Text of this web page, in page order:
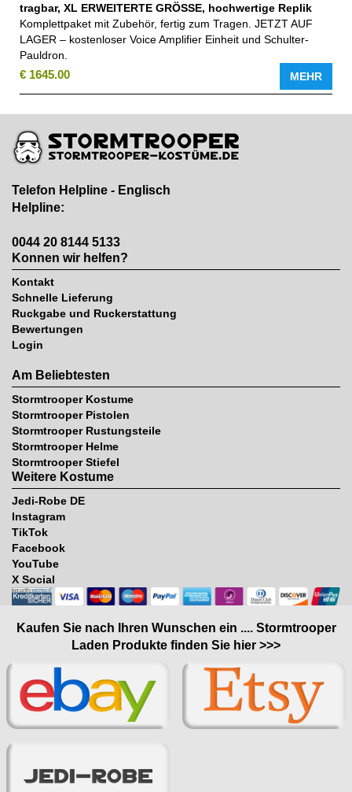
tragbar, XL ERWEITERTE GRÖSSE, hochwertige Replik
Komplettpaket mit Zubehör, fertig zum Tragen. JETZT AUF
LAGER – kostenloser Voice Amplifier Einheit und Schulter-
Pauldron.
€ 1645.00 MEHR
Telefon Helpline - Englisch
Helpline:
0044 20 8144 5133
Konnen wir helfen?
Kontakt
Schnelle Lieferung
Ruckgabe und Ruckerstattung
Bewertungen
Login
Am Beliebtesten
Stormtrooper Kostume
Stormtrooper Pistolen
Stormtrooper Rustungsteile
Stormtrooper Helme
Stormtrooper Stiefel
Weitere Kostume
Jedi-Robe DE
Instagram
TikTok
Facebook
YouTube
X Social
Kaufen Sie nach Ihren Wunschen ein .... Stormtrooper
Laden Produkte finden Sie hier >>>